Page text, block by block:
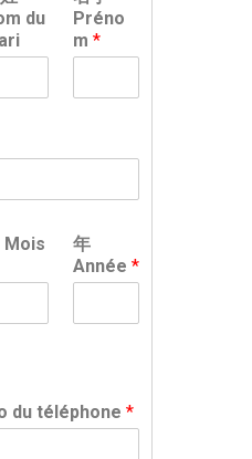
du
Préno
m *
Mois
年
Année *
du téléphone *